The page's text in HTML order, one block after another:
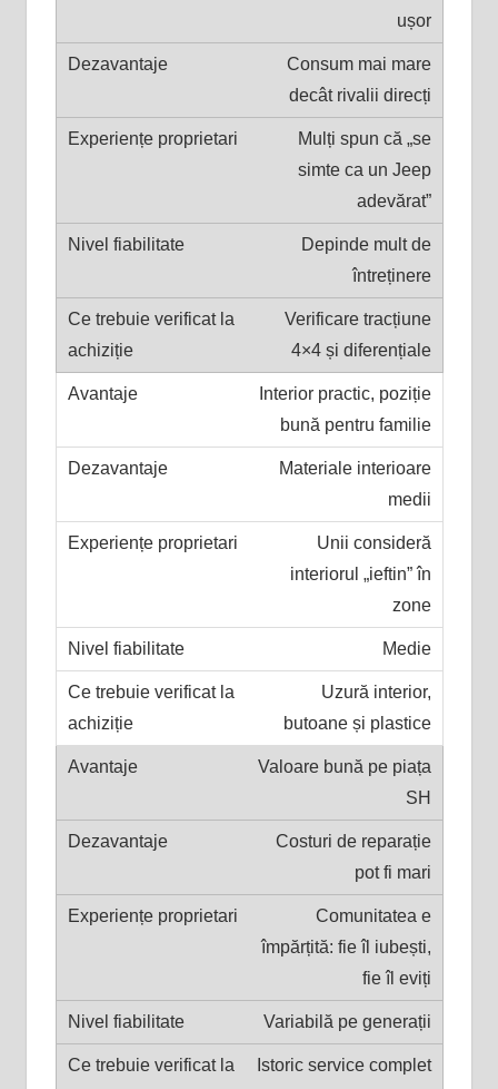
ușor
Consum mai mare
decât rivalii direcți
Mulți spun că „se
simte ca un Jeep
adevărat”
Depinde mult de
întreținere
Verificare tracțiune
4×4 și diferențiale
Interior practic, poziție
bună pentru familie
Materiale interioare
medii
Unii consideră
interiorul „ieftin” în
zone
Medie
Uzură interior,
butoane și plastice
Valoare bună pe piața
SH
Costuri de reparație
pot fi mari
Comunitatea e
împărțită: fie îl iubești,
fie îl eviți
Variabilă pe generații
Istoric service complet